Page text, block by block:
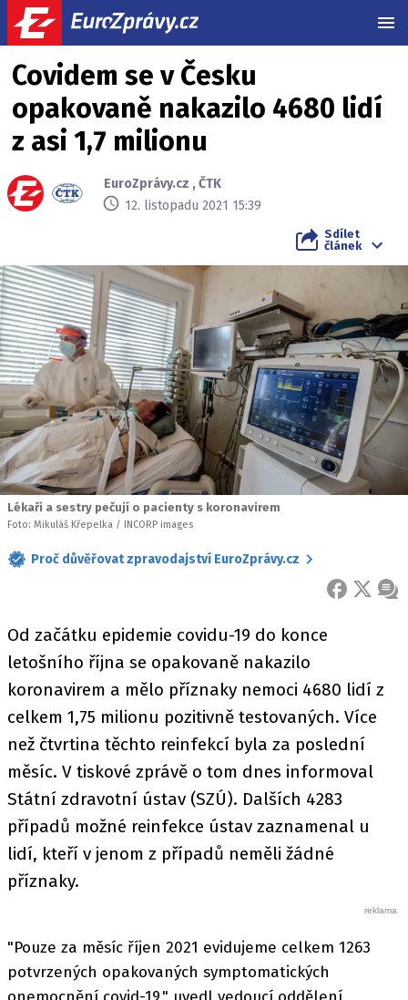
Covidem se v Česku
opakovaně nakazilo 4680 lidí
z asi 1,7 milionu
EuroZprávy.cz ,ČTK
12. listopadu 2021 15:39
Sdílet
článek
Lékaři a sestry pečují o pacienty s koronavirem
Foto: Mikuláš Křepelka / INCORP images
Proč důvěřovat zpravodajství EuroZprávy.cz
FACEBOOK
X
Od začátku epidemie covidu-19 do konce
letošního října se opakovaně nakazilo
koronavirem a mělo příznaky nemoci 4680 lidí z
celkem 1,75 milionu pozitivně testovaných. Více
než čtvrtina těchto reinfekcí byla za poslední
měsíc. V tiskové zprávě o tom dnes informoval
Státní zdravotní ústav (SZÚ). Dalších 4283
případů možné reinfekce ústav zaznamenal u
lidí, kteří v jenom z případů neměli žádné
příznaky.
"Pouze za měsíc říjen 2021 evidujeme celkem 1263
potvrzených opakovaných symptomatických